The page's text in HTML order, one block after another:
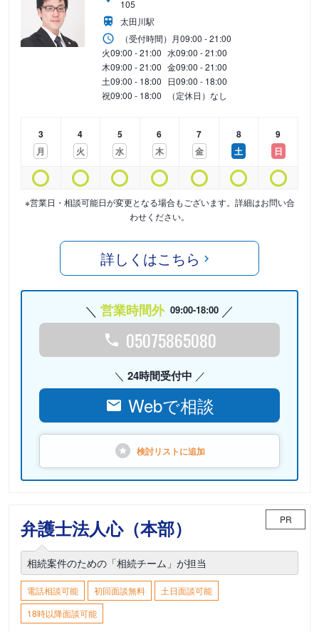
105
太田川駅
（受付時間） 月09:00 - 21:00
火09:00 - 21:00 水09:00 - 21:00
木09:00 - 21:00 金09:00 - 21:00
土09:00 - 18:00 日09:00 - 18:00
祝09:00 - 18:00 （定休日）なし
3
月
4
火
5
水
6
木
7
金
8
土
9
日
※営業日・相談可能日が変更となる場合もございます。詳細はお問い合
わせください。
詳しくはこちら
営業時間外 09:00-18:00
05075865080
24時間受付中
Webで相談
検討リストに追加
弁護士法人心（本部） PR
相続案件のための「相続チーム」が担当
電話相談可能 初回面談無料
土日面談可能
18時以降面談可能